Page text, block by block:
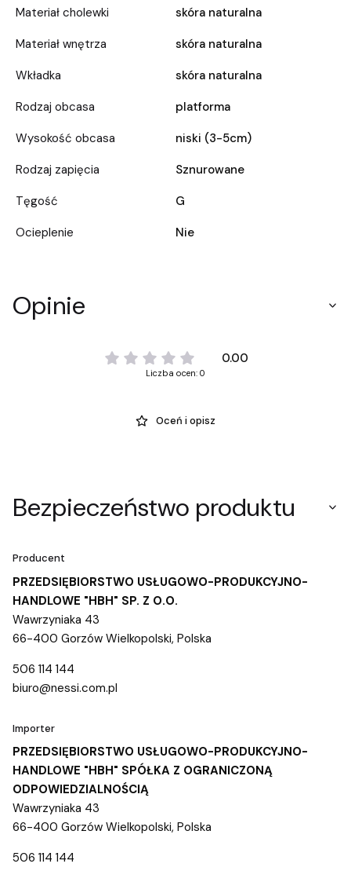
Materiał cholewki
skóra naturalna
Materiał wnętrza
skóra naturalna
Wkładka
skóra naturalna
Rodzaj obcasa
platforma
Wysokość obcasa
niski (3-5cm)
Rodzaj zapięcia
Sznurowane
Tęgość
G
Ocieplenie
Nie
Opinie
0.00
Liczba ocen: 0
Oceń i opisz
Bezpieczeństwo produktu
Producent
PRZEDSIĘBIORSTWO USŁUGOWO-PRODUKCYJNO-
HANDLOWE "HBH" SP. Z O.O.
Wawrzyniaka 43
66-400 Gorzów Wielkopolski, Polska
506 114 144
biuro@nessi.com.pl
Importer
PRZEDSIĘBIORSTWO USŁUGOWO-PRODUKCYJNO-
HANDLOWE "HBH" SPÓŁKA Z OGRANICZONĄ
ODPOWIEDZIALNOŚCIĄ
Wawrzyniaka 43
66-400 Gorzów Wielkopolski, Polska
506 114 144